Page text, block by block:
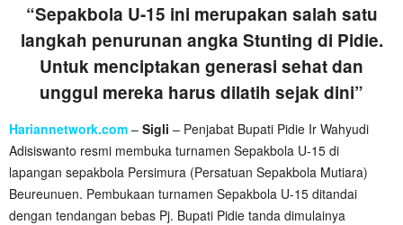
“Sepakbola U-15 ini merupakan salah satu
langkah penurunan angka Stunting di Pidie.
Untuk menciptakan generasi sehat dan
unggul mereka harus dilatih sejak dini”
Hariannetwork.com – Sigli – Penjabat Bupati Pidie Ir Wahyudi
Adisiswanto resmi membuka turnamen Sepakbola U-15 di
lapangan sepakbola Persimura (Persatuan Sepakbola Mutiara)
Beureunuen. Pembukaan turnamen Sepakbola U-15 ditandai
dengan tendangan bebas Pj. Bupati Pidie tanda dimulainya